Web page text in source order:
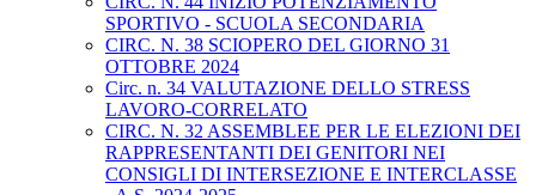
SPORTIVO - SCUOLA SECONDARIA
CIRC. N. 38 SCIOPERO DEL GIORNO 31
OTTOBRE 2024
Circ. n. 34 VALUTAZIONE DELLO STRESS
LAVORO-CORRELATO
CIRC. N. 32 ASSEMBLEE PER LE ELEZIONI DEI
RAPPRESENTANTI DEI GENITORI NEI
CONSIGLI DI INTERSEZIONE E INTERCLASSE